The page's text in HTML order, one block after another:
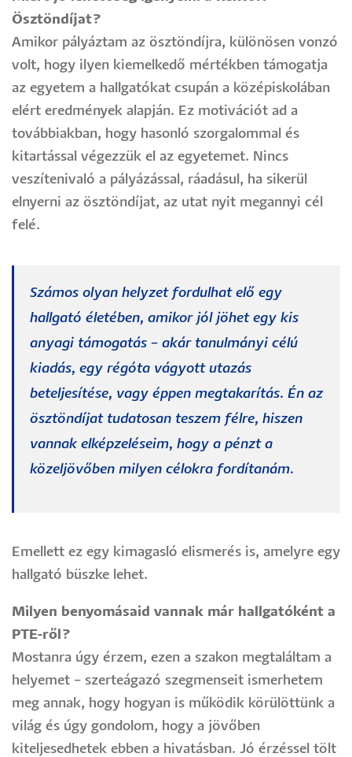
Ösztöndíjat?
Amikor pályáztam az ösztöndíjra, különösen vonzó
volt, hogy ilyen kiemelkedő mértékben támogatja
az egyetem a hallgatókat csupán a középiskolában
elért eredmények alapján. Ez motivációt ad a
továbbiakban, hogy hasonló szorgalommal és
kitartással végezzük el az egyetemet. Nincs
veszítenivaló a pályázással, ráadásul, ha sikerül
elnyerni az ösztöndíjat, az utat nyit megannyi cél
felé.
Számos olyan helyzet fordulhat elő egy
hallgató életében, amikor jól jöhet egy kis
anyagi támogatás – akár tanulmányi célú
kiadás, egy régóta vágyott utazás
beteljesítése, vagy éppen megtakarítás. Én az
ösztöndíjat tudatosan teszem félre, hiszen
vannak elképzeléseim, hogy a pénzt a
közeljövőben milyen célokra fordítanám.
Emellett ez egy kimagasló elismerés is, amelyre egy
hallgató büszke lehet.
Milyen benyomásaid vannak már hallgatóként a
PTE-ről?
Mostanra úgy érzem, ezen a szakon megtaláltam a
helyemet – szerteágazó szegmenseit ismerhetem
meg annak, hogy hogyan is működik körülöttünk a
világ és úgy gondolom, hogy a jövőben
kiteljesedhetek ebben a hivatásban. Jó érzéssel tölt